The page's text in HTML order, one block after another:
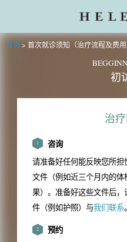
厚生劳动省对再生医疗计划的
医师・专家
集团系列医院
常见问题初访患者 安心服务支
首页 > 首次就诊须知（治疗流程及费用
初
治
1 咨询
请准备好任何能反映您所
文件（例如近三个月内的
果）。准备好这些文件后
件（例如护照）与我们联系。
2 预约